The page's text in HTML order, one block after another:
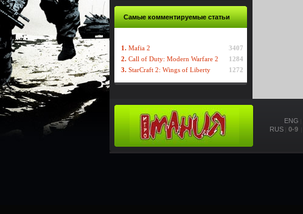
Самые комментируемые статьи
1.Mafia 2
3407
2.Call of Duty: Modern Warfare 2
1284
3.StarCraft 2: Wings of Liberty 1272
ENG
RUS
0-9